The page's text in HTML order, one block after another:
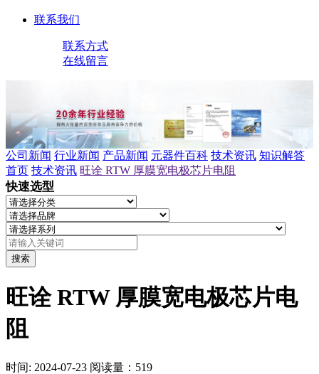
联系我们
联系方式
在线留言
公司新闻 行业新闻 产品新闻 元器件百科 技术资讯 知识解答
首页 技术资讯 旺诠 RTW 厚膜宽电极芯片电阻
快速选型
搜索
旺诠 RTW 厚膜宽电极芯片电
阻
时间: 2024-07-23 阅读量：519